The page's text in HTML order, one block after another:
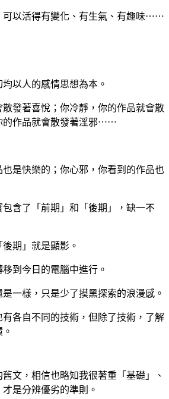
可以活得有變化、有生氣、有趣味⋯⋯
以人的感情思想為本。
發著喜悅；你冷靜，你的作品就會散
的作品就會散發著淫邪⋯⋯
是快樂的；你心邪，你看到的作品也
含了「前期」和「後期」，缺一不
後期」就是顯影。
到今日的電腦中進行。
一樣，只是少了摸黑探索的浪漫感。
有各自不同的技術，但除了技術，了解
文，相信也略知我很著重「基礎」、
才是分辨優劣的準則。